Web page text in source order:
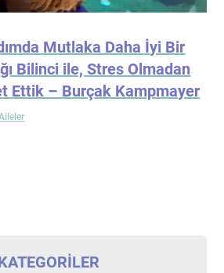
Mutlaka Daha İyi Bir
Bilinci ile, Stres Olmadan
Ettik – Burçak Kampmayer